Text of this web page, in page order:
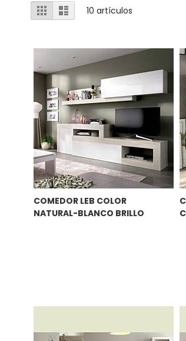
Ver
como
ParrillaLista 10 artículos
COMEDOR LEB COLOR
NATURAL-BLANCO BRILLO